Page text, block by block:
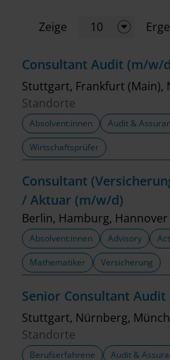
Standort
Geschäftsbereich
Top Trends
Job
Filter
Zeige 10
Consultant Audit (m/w/
Stuttgart, Frankfurt (Main),
Standorte
Absolvent:innen Audit &
Wirtschaftsprüfer
Consultant
/ Aktuar (m/w/d)
Berlin, Hamburg, Hannover
Absolvent:innen Advisory
Mathematiker
Versicherung
Senior Consultant
Stuttgart, Nürnberg,
Standorte
Berufserfahrene Audit &